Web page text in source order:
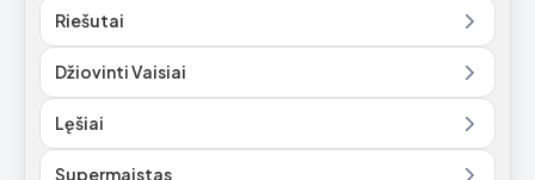
Riešutai
Džiovinti Vaisiai
Lęšiai
Supermaistas